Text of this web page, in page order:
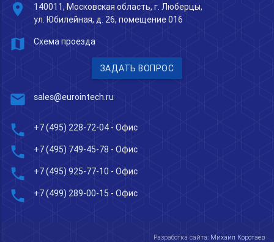
place
140011, Московская область, г. Люберцы,
ул. Юбилейная, д. 26, помещение 016
map Схема проезда
ЗАДАТЬ ВОПРОС
mail sales@eurointech.ru
phone +7 (495) 228-72-04 - Офис
phone +7 (495) 749-45-78 - Офис
phone +7 (495) 925-77-10 - Офис
phone +7 (499) 289-00-15 - Офис
Разработка сайта: Михаил Коротаев